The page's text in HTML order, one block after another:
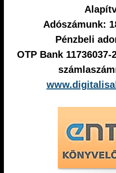
Adószámunk:
Pénzbeli
OTP Bank 11736037-